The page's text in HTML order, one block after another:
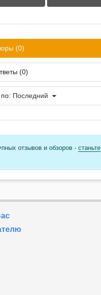
(0)
(0)
Последний
отзывов и обзоров - станьте